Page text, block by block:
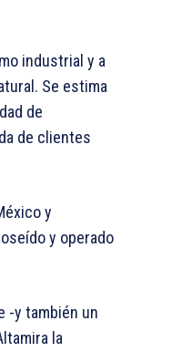
industrial y a
Se estima
de
de clientes
y
y operado
-y también un
la